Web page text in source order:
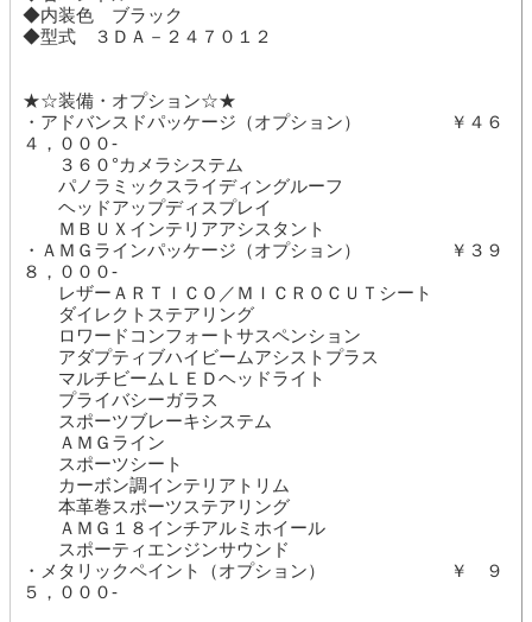
◆内装色 ブラック
◆型式 ３ＤＡ－２４７０１２
★☆装備・オプション☆★
・アドバンスドパッケージ（オプション） ￥４６
４，０００-
３６０°カメラシステム
パノラミックスライディングルーフ
ヘッドアップディスプレイ
ＭＢＵＸインテリアアシスタント
・ＡＭＧラインパッケージ（オプション） ￥３９
８，０００-
レザーＡＲＴＩＣＯ／ＭＩＣＲＯＣＵＴシート
ダイレクトステアリング
ロワードコンフォートサスペンション
アダプティブハイビームアシストプラス
マルチビームＬＥＤヘッドライト
プライバシーガラス
スポーツブレーキシステム
ＡＭＧライン
スポーツシート
カーボン調インテリアトリム
本革巻スポーツステアリング
ＡＭＧ１８インチアルミホイール
スポーティエンジンサウンド
・メタリックペイント（オプション） ￥ ９
５，０００-